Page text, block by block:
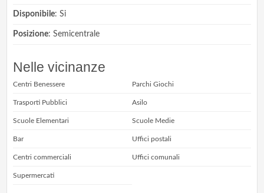
Disponibile: Si
Posizione: Semicentrale
Nelle vicinanze
Centri Benessere Parchi Giochi
Trasporti Pubblici Asilo
Scuole Elementari Scuole Medie
Bar Uffici postali
Centri commerciali Uffici comunali
Supermercati